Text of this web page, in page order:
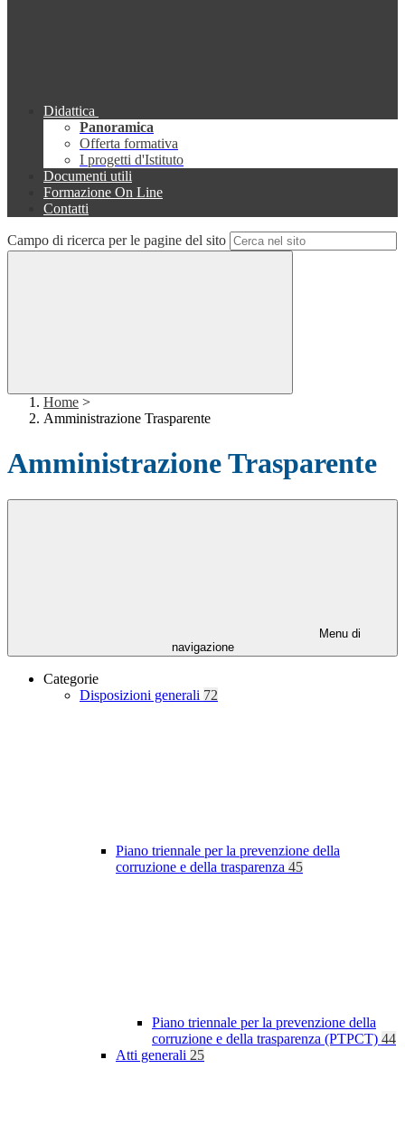
Didattica
Panoramica
Offerta formativa
I progetti d'Istituto
Documenti utili
Formazione On Line
Contatti
Campo di ricerca per le pagine del sito
Home >
Amministrazione Trasparente
Amministrazione Trasparente
Menu di
navigazione
Categorie
Disposizioni generali 72
Piano triennale per la prevenzione della
corruzione e della trasparenza 45
Piano triennale per la prevenzione della
corruzione e della trasparenza (PTPCT) 44
Atti generali 25